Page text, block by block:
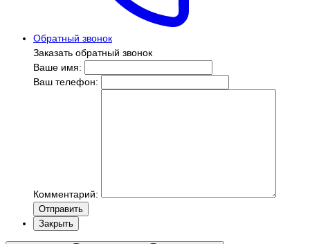
Обратный звонок
Заказать обратный звонок
Ваше имя:
Ваш телефон:
Комментарий:
Отправить
Закрыть